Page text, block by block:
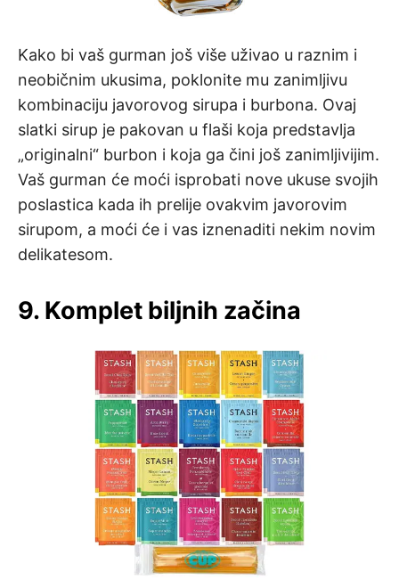
Kako bi vaš gurman još više uživao u raznim i
neobičnim ukusima, poklonite mu zanimljivu
kombinaciju javorovog sirupa i burbona. Ovaj
slatki sirup je pakovan u flaši koja predstavlja
„originalni“ burbon i koja ga čini još zanimljivijim.
Vaš gurman će moći isprobati nove ukuse svojih
poslastica kada ih prelije ovakvim javorovim
sirupom, a moći će i vas iznenaditi nekim novim
delikatesom.
9. Komplet biljnih začina